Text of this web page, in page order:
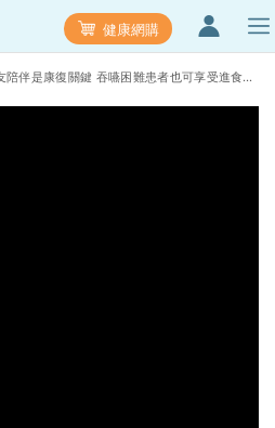
健康網購